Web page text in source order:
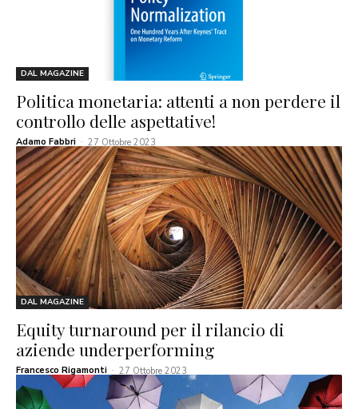
DAL MAGAZINE
Politica monetaria: attenti a non perdere il
controllo delle aspettative!
Adamo Fabbri - 27 Ottobre 2023
DAL MAGAZINE
Equity turnaround per il rilancio di
aziende underperforming
Francesco Rigamonti - 27 Ottobre 2023